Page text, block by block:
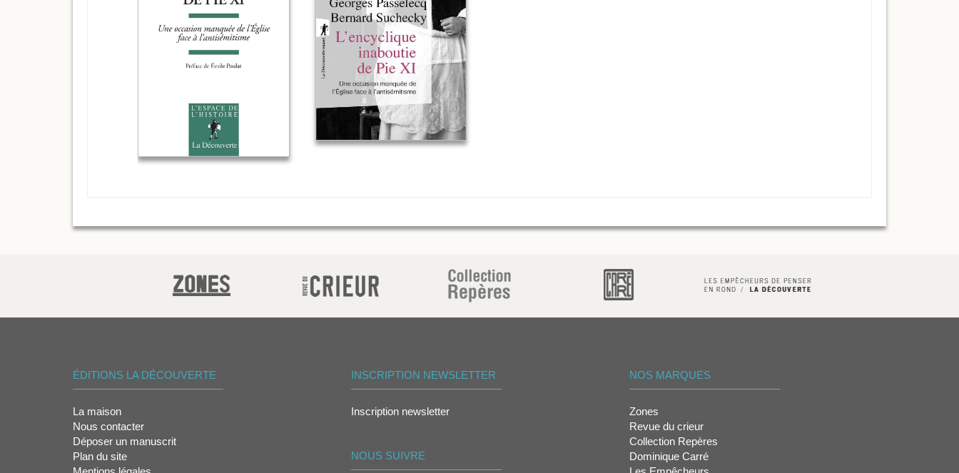
ÉDITIONS LA DÉCOUVERTE
La maison
Nous contacter
Déposer un manuscrit
Plan du site
INSCRIPTION NEWSLETTER
Inscription newsletter
NOUS SUIVRE
NOS MARQUES
Zones
Revue du crieur
Collection Repères
Dominique Carré